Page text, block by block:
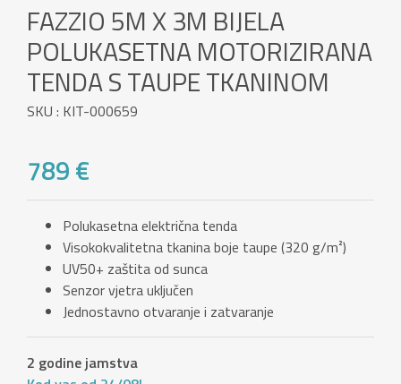
FAZZIO 5M X 3M BIJELA
POLUKASETNA MOTORIZIRANA
TENDA S TAUPE TKANINOM
SKU : KIT-000659
789 €
Polukasetna električna tenda
Visokokvalitetna tkanina boje taupe (320 g/m²)
UV50+ zaštita od sunca
Senzor vjetra uključen
Jednostavno otvaranje i zatvaranje
2 godine jamstva